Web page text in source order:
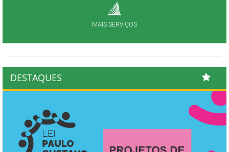
MAIS SERVIÇOS
DESTAQUES